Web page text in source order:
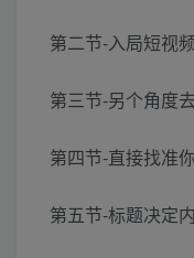
第二节-入局短视
第三节-另个角度
第四节-直接找准
第五节-标题决定